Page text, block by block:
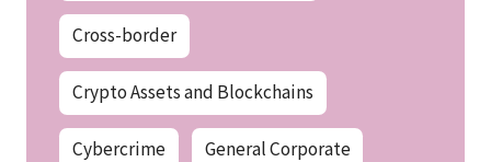
Cross-border
Crypto Assets and Blockchains
Cybercrime General Corporate